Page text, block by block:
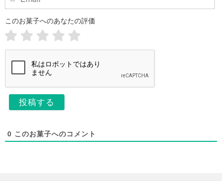
このお菓子へのあなたの評価
0 このお菓子へのコメント